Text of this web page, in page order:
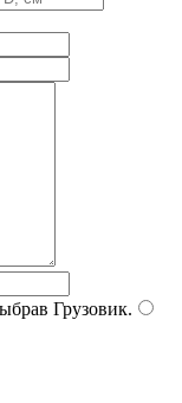
Грузовик.